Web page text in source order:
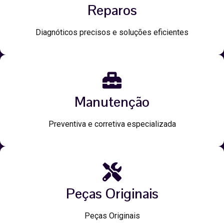
Reparos
Diagnóticos precisos e soluções eficientes
Manutenção
Preventiva e corretiva especializada
Peças Originais
Peças Originais